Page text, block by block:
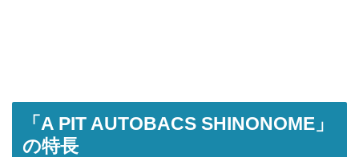
「A PIT AUTOBACS SHINONOME」
の特長